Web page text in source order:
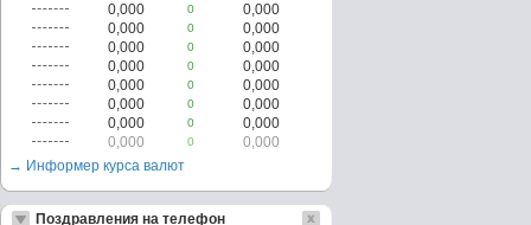
0,000
0
0,000
0,000
0
0,000
0,000
0
0,000
0,000
0
0,000
0,000
0
0,000
0,000
0
0,000
0,000
0
0,000
0,000
0
0,000
→ Информер курса валют
Поздравления на телефон